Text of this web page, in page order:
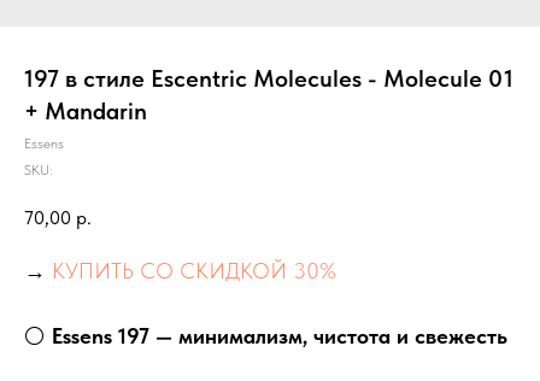
197 в стиле Escentric Molecules - Molecule 01
+ Mandarin
Essens
SKU:
70,00 р.
→ КУПИТЬ СО СКИДКОЙ 30%
⚪ Essens 197 — минимализм, чистота и свежесть